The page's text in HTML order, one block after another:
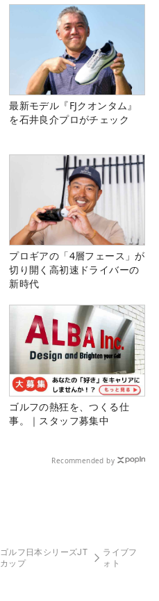
最新モデル『FJクオンタム』
を石井良介プロがチェック
プロギアの「4層フェース」が
切り開く高初速ドライバーの
新時代
ゴルフの熱狂を、つくる仕
事。｜スタッフ募集中
Recommended by
ゴルフ日本シリーズJT
カップ
ライブフ
ォト